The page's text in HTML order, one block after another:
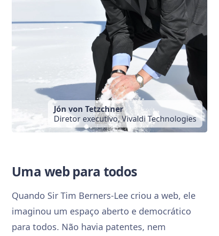
Jón von Tetzchner
Diretor executivo, Vivaldi Technologies
Uma web para todos
Quando Sir Tim Berners-Lee criou a web, ele
imaginou um espaço aberto e democrático
para todos. Não havia patentes, nem